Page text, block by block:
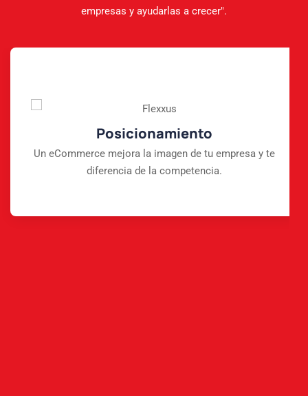
empresas y ayudarlas a crecer".
Posicionamiento
Un eCommerce mejora la imagen de tu empresa y te
diferencia de la competencia.